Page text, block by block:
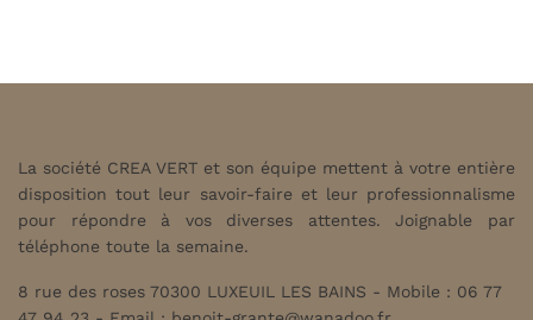
La société CREA VERT et son équipe mettent à votre entière
disposition tout leur savoir-faire et leur professionnalisme
pour répondre à vos diverses attentes. Joignable par
téléphone toute la semaine.
8 rue des roses 70300 LUXEUIL LES BAINS - Mobile : 06 77